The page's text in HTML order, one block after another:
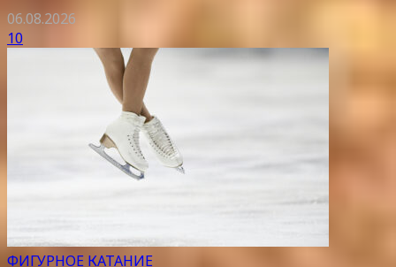
06.08.2026
10
ФИГУРНОЕ КАТАНИЕ